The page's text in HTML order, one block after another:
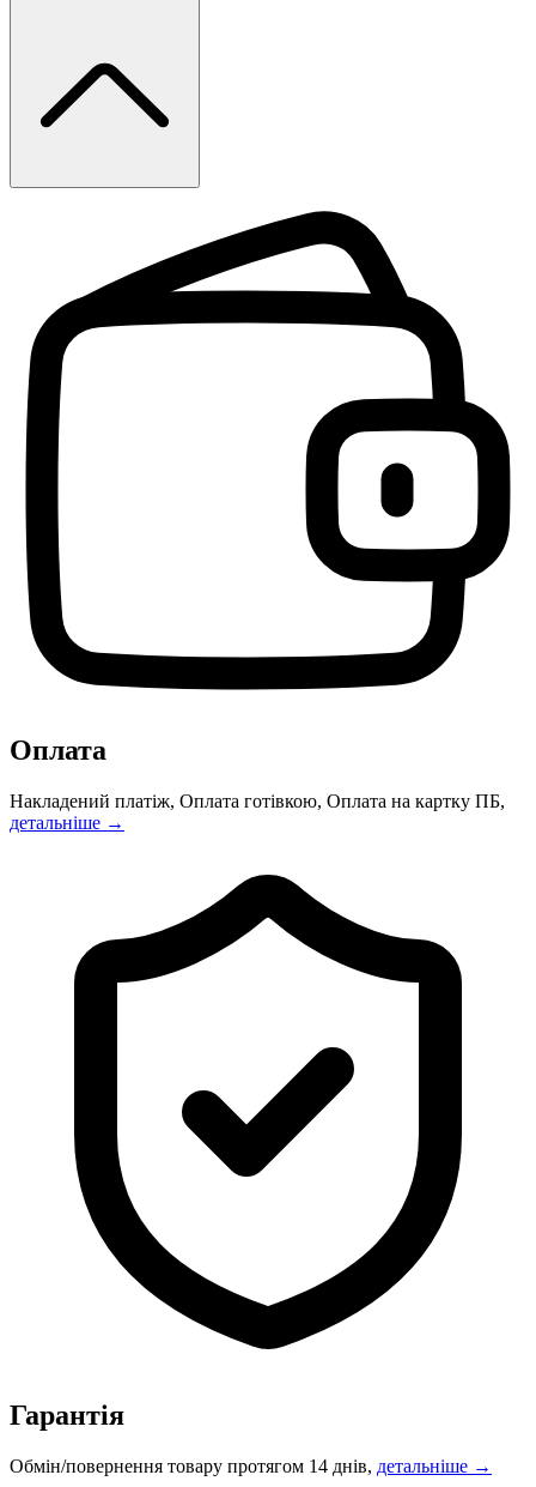
Оплата
Накладений платіж, Оплата готівкою, Оплата на картку ПБ,
детальніше →
Гарантія
Обмін/повернення товару протягом 14 днів, детальніше →